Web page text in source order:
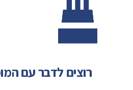
רוצים לדבר עם